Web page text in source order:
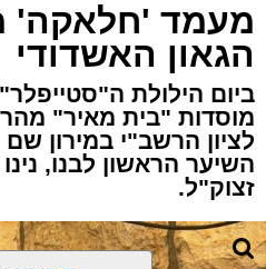
מעמד 'חלאקה'
הגאון האשדודי
ביום הילולת
מוסדות "בית מאיר"
לציון הרשב"י במירון
השיער הראשון לבנו,
זצוק"ל.